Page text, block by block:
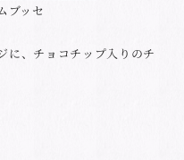
ブッセ
に、チョコチップ入りのチ